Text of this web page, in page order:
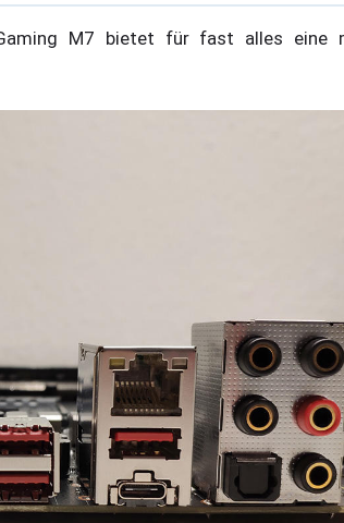
M7 bietet für fast alles eine